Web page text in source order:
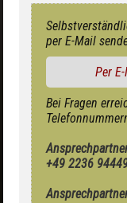
per E-Mail
Per
Bei Fragen
+49 2236